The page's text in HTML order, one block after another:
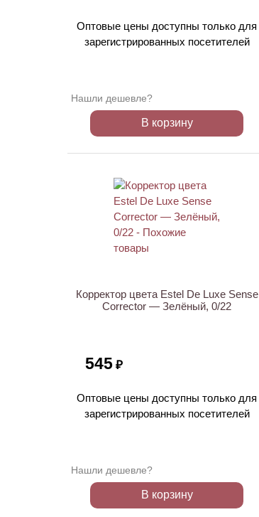
Оптовые цены доступны только для
зарегистрированных посетителей
Нашли дешевле?
В корзину
Корректор цвета Estel De Luxe Sense
Corrector — Зелёный, 0/22
545 ₽
Оптовые цены доступны только для
зарегистрированных посетителей
Нашли дешевле?
В корзину